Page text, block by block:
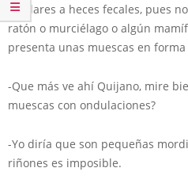
similares a heces fecales, pues
ratón o murciélago o algún
presenta unas muescas en
-Que más ve ahí Quijano, mire
muescas con ondulaciones?
-Yo diría que son pequeñas
riñones es imposible.